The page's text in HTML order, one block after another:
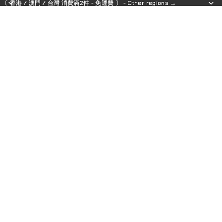
〔 香港 / 澳門 / 台灣 消費滿2件 - 免運費 〕 - Other regions →
〔 香港 / 澳門 / 台灣 消費滿2件 - 免運費 〕 - Other regions →